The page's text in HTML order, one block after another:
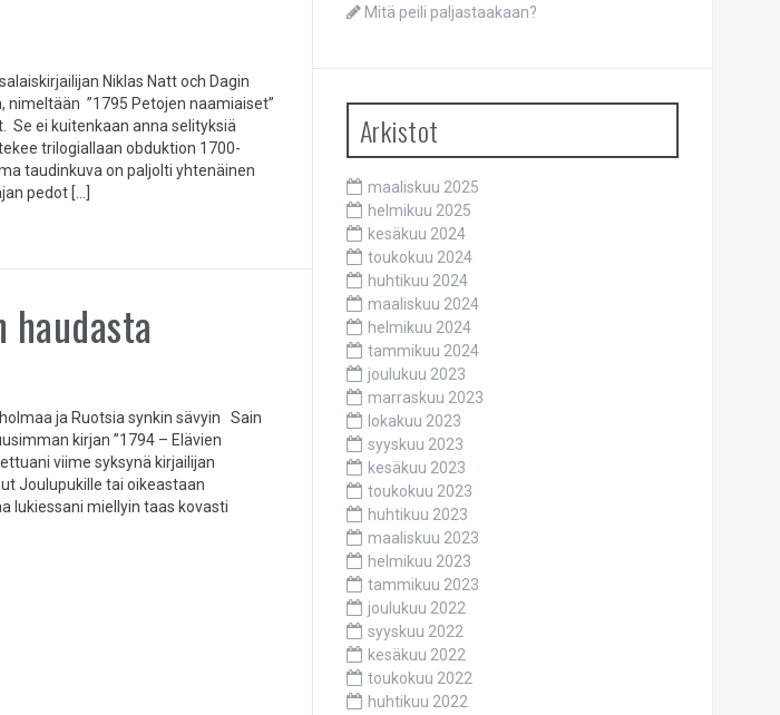
Niklas Natt och Dagin
nimeltään ”1795 Petojen naamiaiset”
Se ei kuitenkaan anna selityksiä
trilogiallaan obduktion 1700-
taudinkuva on paljolti yhtenäinen
pedot […]
haudasta
ja Ruotsia synkin sävyin Sain
kirjan ”1794 – Elävien
viime syksynä kirjailijan
Joulupukille tai oikeastaan
lukiessani miellyin taas kovasti
Mitä peili paljastaakaan?
Arkistot
maaliskuu 2025
helmikuu 2025
kesäkuu 2024
toukokuu 2024
huhtikuu 2024
maaliskuu 2024
helmikuu 2024
tammikuu 2024
joulukuu 2023
marraskuu 2023
lokakuu 2023
syyskuu 2023
kesäkuu 2023
toukokuu 2023
huhtikuu 2023
maaliskuu 2023
helmikuu 2023
tammikuu 2023
joulukuu 2022
syyskuu 2022
kesäkuu 2022
toukokuu 2022
huhtikuu 2022